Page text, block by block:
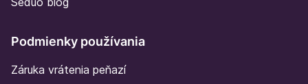
Podmienky používania
Záruka vrátenia peňazí